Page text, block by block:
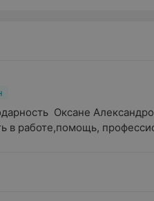
Оксане
в работе,помощь,